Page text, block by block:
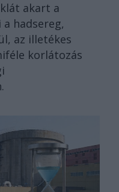
akart a
hadsereg,
az illetékes
korlátozás